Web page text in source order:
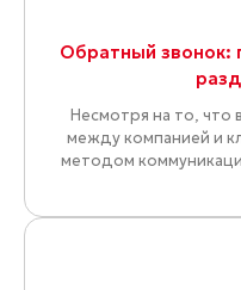
Обратный звонок:
Несмотря на то, что
между компанией и
методом